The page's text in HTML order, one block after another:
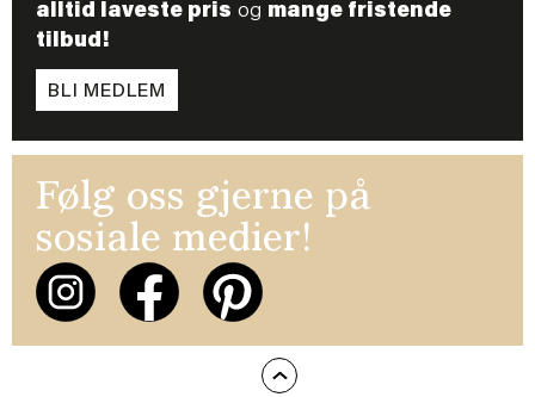
alltid laveste pris og mange fristende
tilbud!
BLI MEDLEM
Følg oss gjerne på
sosiale medier!